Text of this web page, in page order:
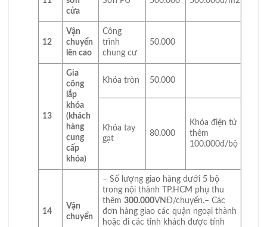
cửa
12
Vận
chuyển
lên cao
Công
trình
chung cư
50.000
13
Gia
công
lắp
khóa
(khách
hàng
cung
cấp
khóa)
Khóa tròn 50.000
Khóa tay
gạt
80.000
Khóa điện tử
thêm
100.000đ/bộ
14
Vận
chuyển
– Số lượng giao hàng dưới 5 bộ
trong nội thành TP.HCM phụ thu
thêm 300.000VNĐ/chuyến.– Các
đơn hàng giao các quận ngoại thành
hoặc đi các tỉnh khách được tính